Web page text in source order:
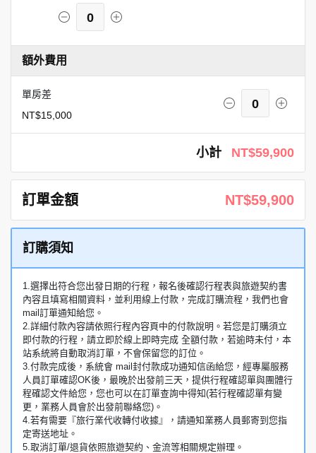
0
額外費用
單房差
NT$15,000
0
小計 NT$59,900
訂單金額 NT$59,900
訂購須知
1.選擇出符合您出發日期的行程，報名後確認行程表與旅遊契約書
內容且填寫相關資料，並利用線上付款，完成訂購流程，我們也會
mail訂單通知給您。
2.詳細付款內容請依照行程內容頁中的付款說明。若您是訂購須立
即付款的行程，請立即於線上即時完成 全額付款，若逾時未付，本
站系統將自動取消訂單，不會保留您的訂位。
3.付款完成後，系統會 mail封付款成功通知信函給您，經專屬服務
人員訂單確認OK後，最晚於出發前三天，提供行程確認單與團體行
程確認文件給您，您也可以在訂單查詢中得知(若行程確認單有變
更，業務人員會於出發前聯絡您)。
4.若有需要『旅行業代收轉付收據』，請通知業務人員郵寄到您指
定寄送地址。
5.取消訂單/退貨依照旅遊契約、金流等相關規定辦理。